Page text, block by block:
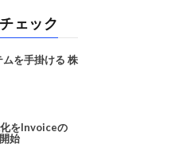
ェック
を手掛ける 株
をInvoiceの
始